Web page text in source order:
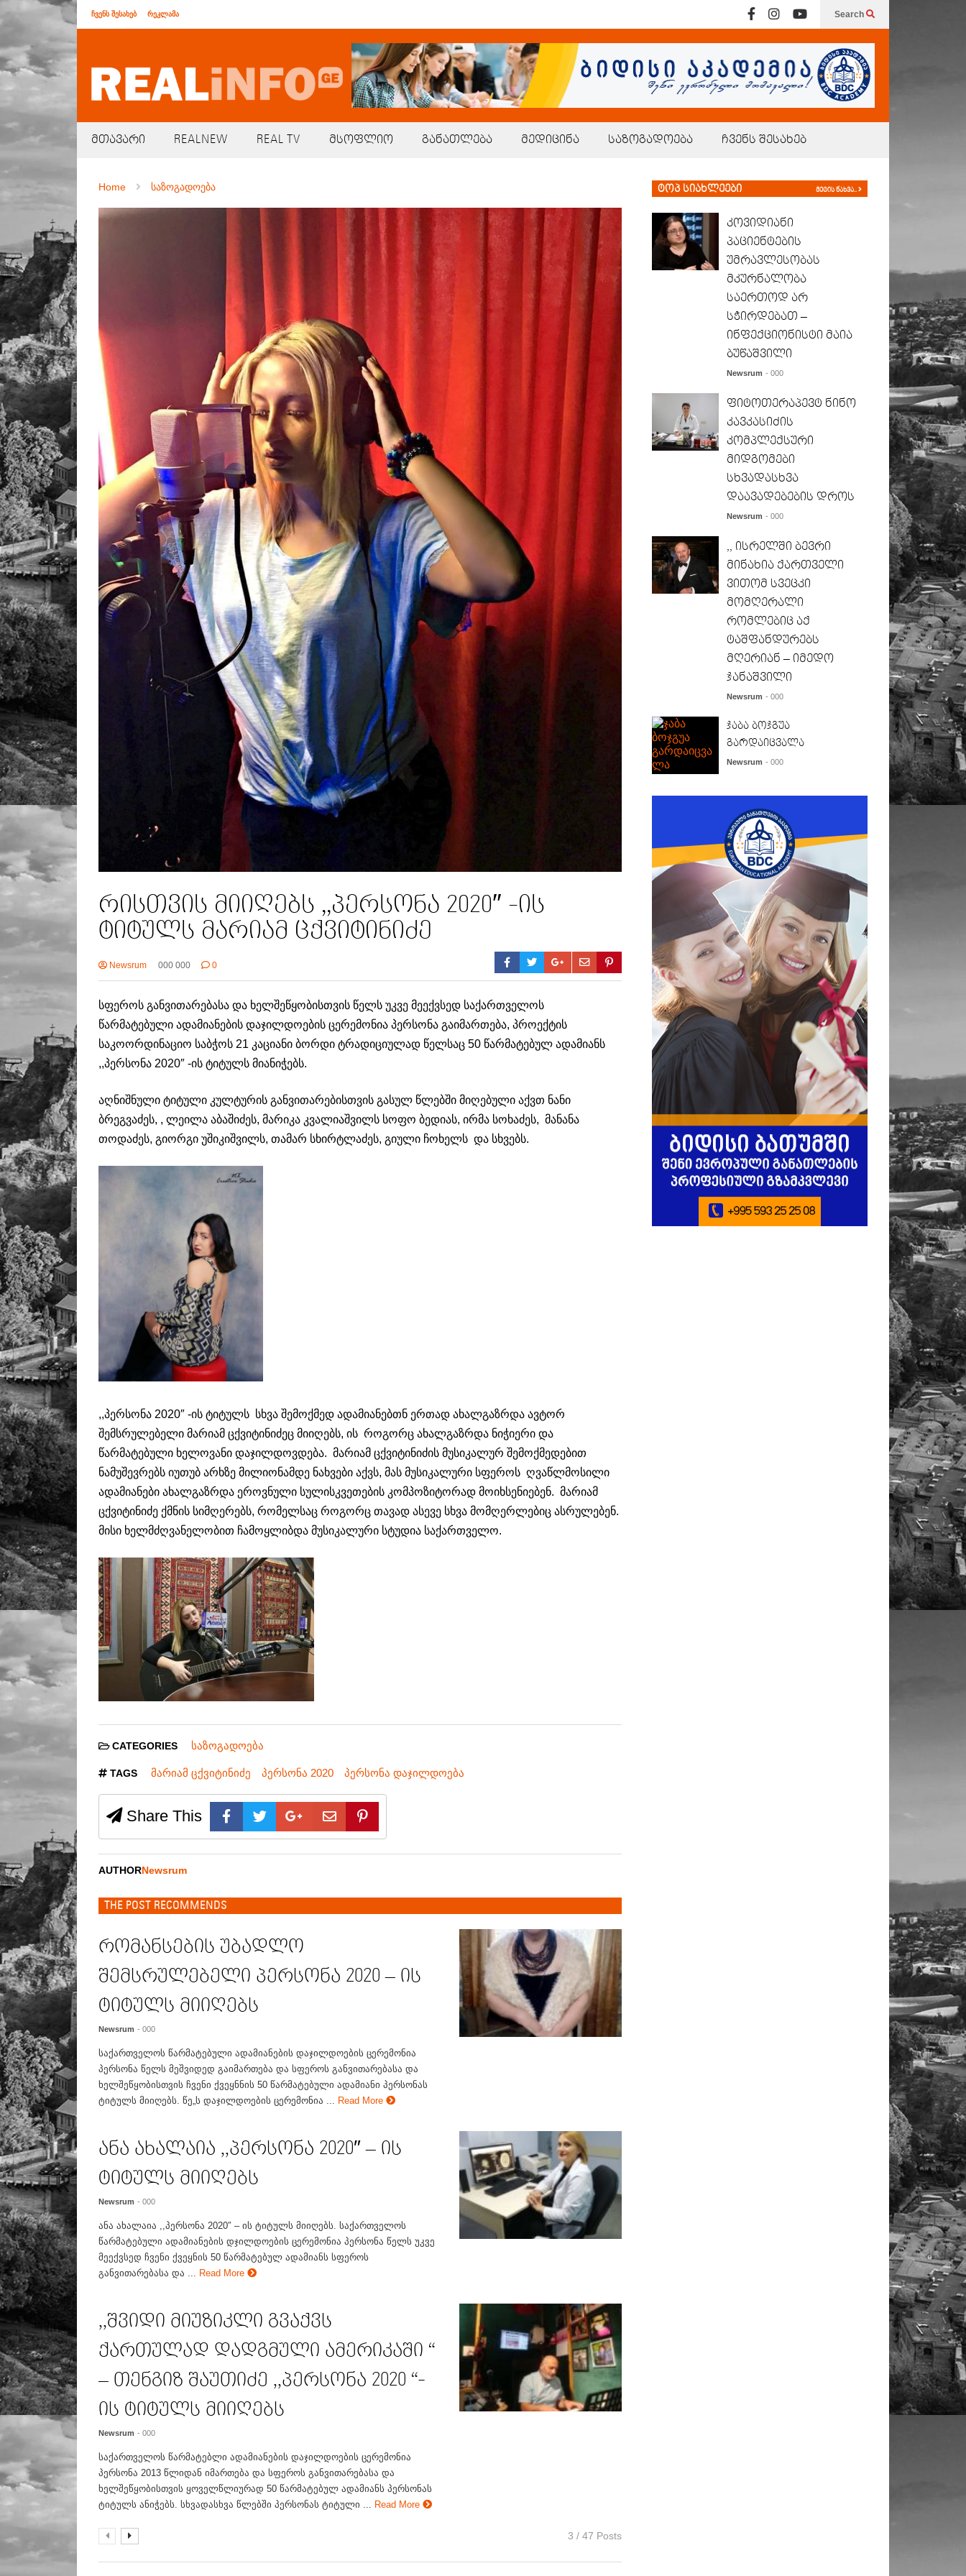
ჩვენს შესახებ რეკლამა Search
მთავარი REALNEW REAL TV მსოფლიო განათლება მედიცინა საზოგადოება ჩვენს შესახებ
Home საზოგადოება
რისთვის მიიღებს ,,პერსონა 2020″ -ის
ტიტულს მარიამ ცქვიტინიძე
Newsrum 000 000 0
სფეროს განვითარებასა და ხელშეწყობისთვის წელს უკვე მეექვსედ საქართველოს
წარმატებული ადამიანების დაჯილდოების ცერემონია პერსონა გაიმართება, პროექტის
საკოორდინაციო საბჭოს 21 კაციანი ბორდი ტრადიციულად წელსაც 50 წარმატებულ ადამიანს
,,პერსონა 2020″ -ის ტიტულს მიანიჭებს.
აღნიშნული ტიტული კულტურის განვითარებისთვის გასულ წლებში მიღებული აქვთ ნანი
ბრეგვაძეს, , ლეილა აბაშიძეს, მარიკა კვალიაშვილს სოფო ბედიას, ირმა სოხაძეს, მანანა
თოდაძეს, გიორგი უშიკიშვილს, თამარ სხირტლაძეს, გიული ჩოხელს და სხვებს.
,,პერსონა 2020″ -ის ტიტულს სხვა შემოქმედ ადამიანებთნ ერთად ახალგაზრდა ავტორ
შემსრულებელი მარიამ ცქვიტინიძეც მიიღებს, ის როგორც ახალგაზრდა ნიჭიერი და
წარმატებული ხელოვანი დაჯილდოვდება. მარიამ ცქვიტინიძის მუსიკალურ შემოქმედებით
ნამუშევრებს იუთუბ არხზე მილიონამდე ნახვები აქვს, მას მუსიკალური სფეროს ღვაწლმოსილი
ადამიანები ახალგაზრდა ეროვნული სულისკვეთების კომპოზიტორად მოიხსენიებენ. მარიამ
ცქვიტინიძე ქმნის სიმღერებს, რომელსაც როგორც თავად ასევე სხვა მომღერლებიც ასრულებენ.
მისი ხელმძღვანელობით ჩამოყლიბდა მუსიკალური სტუდია საქართველო.
CATEGORIES საზოგადოება
TAGS მარიამ ცქვიტინიძე პერსონა 2020 პერსონა დაჯილდოება
Share This
AUTHORNewsrum
THE POST RECOMMENDS
რომანსების უბადლო
შემსრულებელი პერსონა 2020 – ის
ტიტულს მიიღებს
Newsrum - 000
საქართველოს წარმატებული ადამიანების დაჯილდოების ცერემონია
პერსონა წელს მეშვიდედ გაიმართება და სფეროს განვითარებასა და
ხელშეწყობისთვის ჩვენი ქვეყნნის 50 წარმატებული ადამიანი პერსონას
ტიტულს მიიღებს. წე„ს დაჯილდოების ცერემონია ...
Read More
ანა ახალაია ,,პერსონა 2020″ – ის
ტიტულს მიიღებს
Newsrum - 000
ანა ახალაია ,,პერსონა 2020″ – ის ტიტულს მიიღებს. საქართველოს
წარმატებული ადამიანების დჯილდოების ცერემონია პერსონა წელს უკვე
მეექვსედ ჩვენი ქვეყნის 50 წარმატებულ ადამიანს სფეროს
განვითარებასა და ...
Read More
,,შვიდი მიუზიკლი გვაქვს
ქართულად დადგმული ამერიკაში “
– თენგიზ შაუთიძე ,,პერსონა 2020 “-
ის ტიტულს მიიღებს
Newsrum - 000
საქართველოს წარმატებლი ადამიანების დაჯილდოების ცერემონია
პერსონა 2013 წლიდან იმართება და სფეროს განვითარებასა და
ხელშეწყობისთვის ყოველწლიურად 50 წარმატებულ ადამიანს პერსონას
ტიტულს ანიჭებს. სხვადასხვა წლებში პერსონას ტიტული ...
Read More
3 / 47 Posts
ტოპ სიახლეები მეტის ნახვა..
კოვიდიანი
პაციენტების
უმრავლესობას
მკურნალობა
საერთოდ არ
სჭირდებათ –
ინფექციონისტი მაია
ბუწაშვილი
Newsrum - 000
ფიტოთერაპევტ ნინო
კავკასიძის
კომპლექსური
მიდგომები
სხვადასხვა
დაავადებების დროს
Newsrum - 000
,, ისრელში ბევრი
მინახია ქართველი
ვითომ სვეცკი
მომღერალი
რომლებიც აქ
ტაშფანდურებს
მღერიან – იმედო
ჯანაშვილი
Newsrum - 000
ჯაბა ბოჯგუა
გარდაიცვალა
Newsrum - 000